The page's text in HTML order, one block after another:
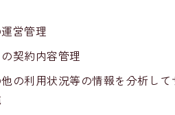
営管理
契約内容管理
の利用状況等の情報を分析し